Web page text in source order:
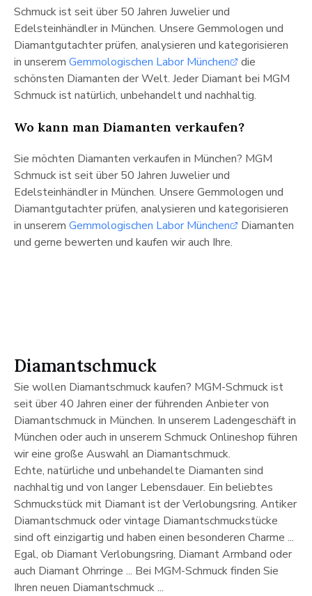
Schmuck ist seit über 50 Jahren Juwelier und
Edelsteinhändler in München. Unsere Gemmologen und
Diamantgutachter prüfen, analysieren und kategorisieren
in unserem Gemmologischen Labor München
die
schönsten Diamanten der Welt. Jeder Diamant bei MGM
Schmuck ist natürlich, unbehandelt und nachhaltig.
Wo kann man Diamanten verkaufen?
Sie möchten Diamanten verkaufen in München? MGM
Schmuck ist seit über 50 Jahren Juwelier und
Edelsteinhändler in München. Unsere Gemmologen und
Diamantgutachter prüfen, analysieren und kategorisieren
in unserem Gemmologischen Labor München
Diamanten
und gerne bewerten und kaufen wir auch Ihre.
Diamantschmuck
Sie wollen Diamantschmuck kaufen? MGM-Schmuck ist
seit über 40 Jahren einer der führenden Anbieter von
Diamantschmuck in München. In unserem Ladengeschäft in
München oder auch in unserem Schmuck Onlineshop führen
wir eine große Auswahl an Diamantschmuck.
Echte, natürliche und unbehandelte Diamanten sind
nachhaltig und von langer Lebensdauer. Ein beliebtes
Schmuckstück mit Diamant ist der Verlobungsring. Antiker
Diamantschmuck oder vintage Diamantschmuckstücke
sind oft einzigartig und haben einen besonderen Charme ...
Egal, ob Diamant Verlobungsring, Diamant Armband oder
auch Diamant Ohrringe ... Bei MGM-Schmuck finden Sie
Ihren neuen Diamantschmuck ...